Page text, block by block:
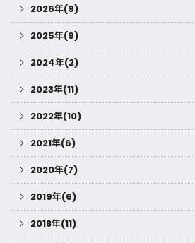
2026年(9)
2025年(9)
2024年(2)
2023年(11)
2022年(10)
2021年(6)
2020年(7)
2019年(6)
2018年(11)